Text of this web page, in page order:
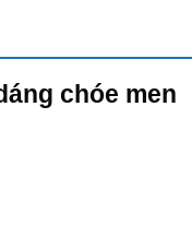
chóe men